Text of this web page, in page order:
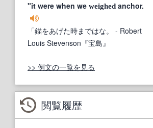
"it were when we weighed anchor.
「錨をあげた時まではな。
- Robert
Louis Stevenson『宝島』
>> 例文の一覧を見る
閲覧履歴